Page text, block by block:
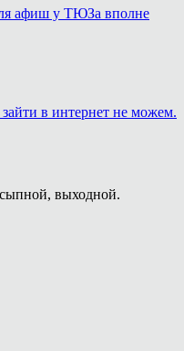
афиш у ТЮЗа вполне
в интернет не можем.
выходной.